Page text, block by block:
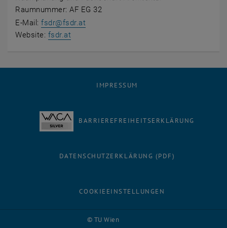
Raumnummer: AF EG 32
E-Mail:fsdr@fsdr.at
Website: fsdr.at
© TU Wien
IMPRESSUM
BARRIEREFREIHEITSERKLÄRUNG
DATENSCHUTZERKLÄRUNG (PDF)
COOKIEEINSTELLUNGEN